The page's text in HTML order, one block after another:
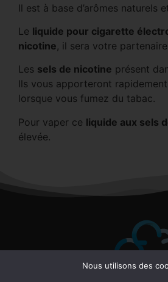
Il est à base d’arômes naturels
Le liquide pour cigarette
nicotine, il sera votre
Les sels de nicotine présent
Ils vous apporteront
lorsque vous fumez du tabac.
Pour vaper ce liquide aux sels
élevée.
Nous utilisons des